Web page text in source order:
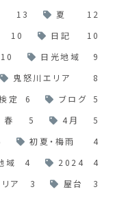
13 夏
12
10 日記
10
10 日光地域
9
鬼怒川エリア
8
定 6 ブログ
5
春 5 4月
5
初夏・梅雨
4
域 4 2024
4
ア 3 屋台
3